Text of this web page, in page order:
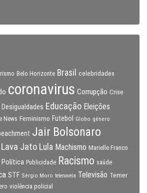
Belo Horizonte Brasil celebridades
coronavirus Corrupção Crise
Desigualdades Educação Eleições
News Feminismo Futebol Globo gênero
Jair Bolsonaro
Lava Jato Lula Machismo Marielle Franco
Política Publicidade Racismo saúde
STF Sérgio Moro telenovela Televisão Temer
violência policial